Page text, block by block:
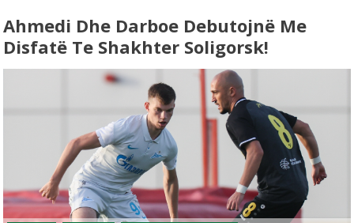
Ahmedi Dhe Darboe Debutojnë Me
Disfatë Te Shakhter Soligorsk!